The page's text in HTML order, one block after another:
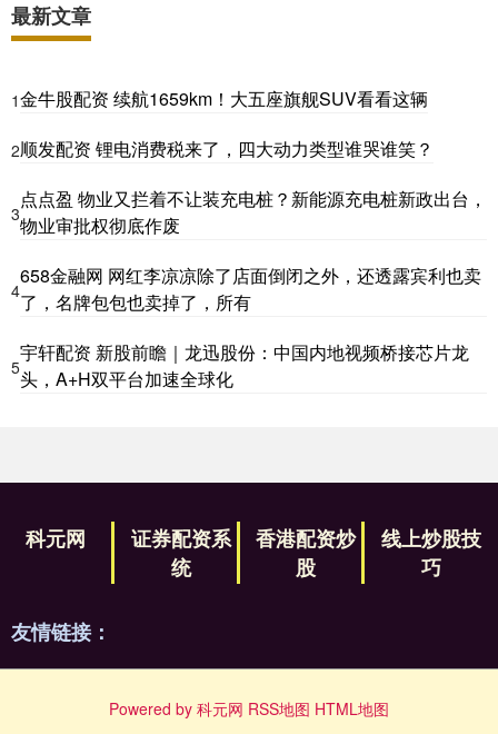
最新文章
1金牛股配资 续航1659km！大五座旗舰SUV看看这辆
2顺发配资 锂电消费税来了，四大动力类型谁哭谁笑？
3
点点盈 物业又拦着不让装充电桩？新能源充电桩新政出台，
物业审批权彻底作废
4
658金融网 网红李凉凉除了店面倒闭之外，还透露宾利也卖
了，名牌包包也卖掉了，所有
5
宇轩配资 新股前瞻｜龙迅股份：中国内地视频桥接芯片龙
头，A+H双平台加速全球化
科元网
证券配资系
统
香港配资炒
股
线上炒股技
巧
友情链接：
Powered by 科元网 RSS地图 HTML地图